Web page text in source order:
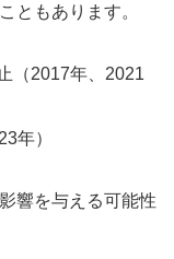
ともあります。
（2017年、2021
年）
響を与える可能性